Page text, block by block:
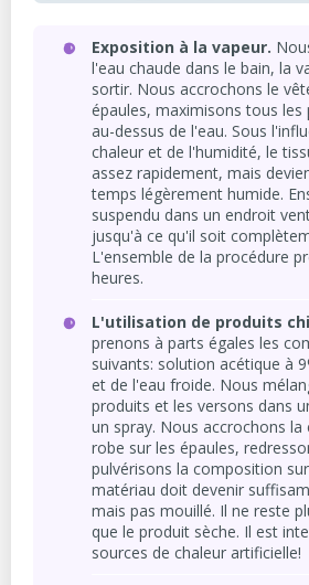
Exposition à la vapeur.
l'eau chaude dans le bain, la
sortir. Nous accrochons le
épaules, maximisons tous les
au-dessus de l'eau. Sous
chaleur et de l'humidité, le
assez rapidement, mais
temps légèrement humide.
suspendu dans un endroit
jusqu'à ce qu'il soit
L'ensemble de la procédure
heures.
L'utilisation de produits
prenons à parts égales les
suivants: solution acétique à
et de l'eau froide. Nous
produits et les versons dans
un spray. Nous accrochons la
robe sur les épaules,
pulvérisons la composition
matériau doit devenir
mais pas mouillé. Il ne reste
que le produit sèche. Il est
sources de chaleur artificielle!